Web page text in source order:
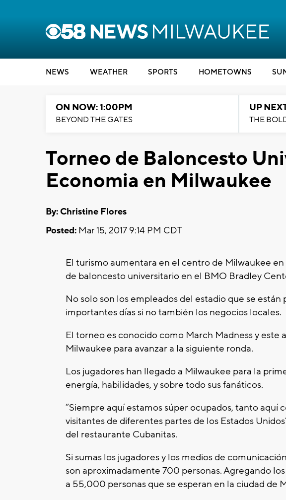
NEWS WEATHER SPORTS HOMETOWNS
ON NOW: 1:00PM
BEYOND THE GATES
UP
THE
Torneo de Baloncesto
Economia en Milwaukee
By: Christine Flores
Posted: Mar 15, 2017 9:14 PM CDT
El turismo aumentara en el centro de Milwaukee
de baloncesto universitario en el BMO Bradley
No solo son los empleados del estadio que se están
importantes días si no también los negocios locales.
El torneo es conocido como March Madness y este
Milwaukee para avanzar a la siguiente ronda.
Los jugadores han llegado a Milwaukee para la
energía, habilidades, y sobre todo sus fanáticos.
“Siempre aquí estamos súper ocupados, tanto aquí
visitantes de diferentes partes de los Estados
del restaurante Cubanitas.
Si sumas los jugadores y los medios de
son aproximadamente 700 personas. Agregando
a 55,000 personas que se esperan en la ciudad de